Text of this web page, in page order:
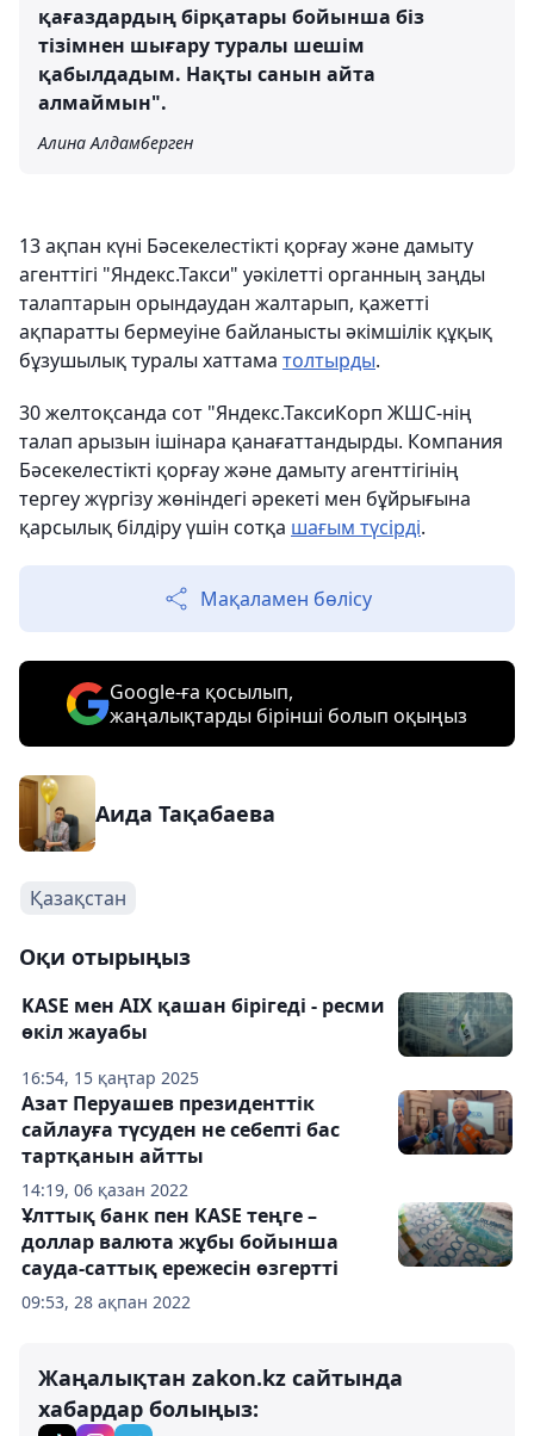
қағаздардың бірқатары бойынша біз
тізімнен шығару туралы шешім
қабылдадым. Нақты санын айта
алмаймын".
Алина Алдамберген
13 ақпан күні Бәсекелестікті қорғау және дамыту
агенттігі "Яндекс.Такси" уәкілетті органның заңды
талаптарын орындаудан жалтарып, қажетті
ақпаратты бермеуіне байланысты әкімшілік құқық
бұзушылық туралы хаттама толтырды.
30 желтоқсанда сот "Яндекс.ТаксиКорп ЖШС-нің
талап арызын ішінара қанағаттандырды. Компания
Бәсекелестікті қорғау және дамыту агенттігінің
тергеу жүргізу жөніндегі әрекеті мен бұйрығына
қарсылық білдіру үшін сотқа шағым түсірді.
Мақаламен бөлісу
Google-ға қосылып,
жаңалықтарды бірінші болып оқыңыз
Аида Тақабаева
Қазақстан
Оқи отырыңыз
16:54, 15 қаңтар 2025
KASE мен AIX қашан бірігеді - ресми
өкіл жауабы
14:19, 06 қазан 2022
Азат Перуашев президенттік
сайлауға түсуден не себепті бас
тартқанын айтты
09:53, 28 ақпан 2022
Ұлттық банк пен KASE теңге –
доллар валюта жұбы бойынша
сауда-саттық ережесін өзгертті
Жаңалықтан zakon.kz сайтында
хабардар болыңыз: